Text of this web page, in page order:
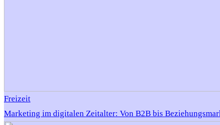
Freizeit
Marketing im digitalen Zeitalter: Von B2B bis